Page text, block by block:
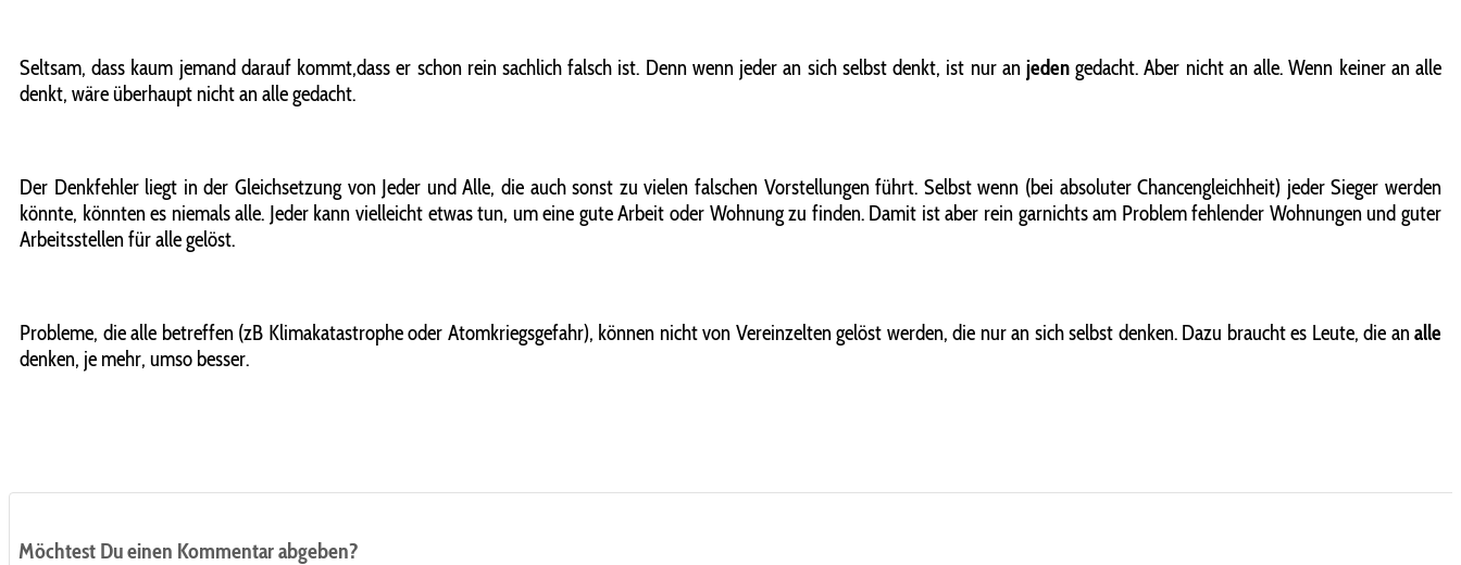
Seltsam, dass kaum jemand darauf kommt,dass er schon rein sachlich falsch ist. Denn wenn jeder an sich selbst denkt, ist nur anjedengedacht. Aber nicht an alle. Wenn keiner an alle
denkt, wäre überhaupt nicht an alle gedacht.
Der Denkfehler liegt in der Gleichsetzung von Jeder und Alle, die auch sonst zu vielen falschen Vorstellungen führt. Selbst wenn (bei absoluter Chancengleichheit) jeder Sieger werden
könnte, könnten es niemals alle. Jeder kann vielleicht etwas tun, um eine gute Arbeit oder Wohnung zu finden. Damit ist aber rein garnichts am Problem fehlender Wohnungen und guter
Arbeitsstellen für alle gelöst.
Probleme, die alle betreffen (zB Klimakatastrophe oder Atomkriegsgefahr), können nicht von Vereinzelten gelöst werden, die nur an sich selbst denken. Dazu braucht es Leute, die analle
denken, je mehr, umso besser.
Möchtest Du einen Kommentar abgeben?